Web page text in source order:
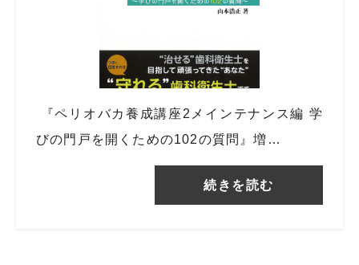
『ペリオバカ養成講座2メインテナンス編 学
びの門戸を開くための102の質問』増…
続きを読む